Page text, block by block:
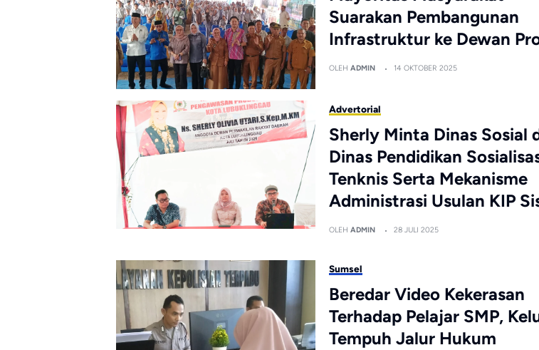
Suarakan Pembangunan
Infrastruktur ke Dewan
OLEHADMIN 14 OKTOBER 2025
Advertorial
Sherly Minta Dinas Sosial
Dinas Pendidikan
Tenknis Serta Mekanisme
Administrasi Usulan KIP
OLEHADMIN 28 JULI 2025
Sumsel
Beredar Video Kekerasan
Terhadap Pelajar SMP,
Tempuh Jalur Hukum